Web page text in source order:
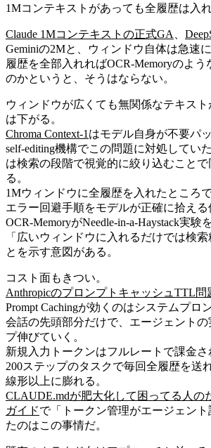
1Mコンテキストがあっても全履歴は入
Claude 1Mコンテキストの正式GA
Geminiの2Mと、ウィンドウ自体は急速
履歴を全部入れればOCR-Memoryのよ
のかというと、そうはならない。
ウィンドウが広くても無関係なテキス
は下がる。
Chroma Context-1 はモデル自身が不要パ
self-editing機構でこの問題に対処してい
は検索の段階で視覚的に絞り込むこと
る。
1Mウィンドウに全履歴を入れたところ
エラー回避手順をモデルが正確に拾える
OCR-MemoryがNeedle-in-a-Haystack実験
「広いウィンドウに入れるだけでは検
とを示す意図がある。
コスト面もきつい。
AnthropicのプロンプトキャッシュTTL問
Prompt Cachingが効くのはシステムプロ
会話の先頭部分だけで、エージェント
プ伸びていく。
新規入力トークンはフルレートで課金さ
200ステップのタスクで毎回全履歴を送
線形以上に膨れる。
CLAUDE.mdが肥大化して困ってる人の
ガイドで「トークン管理がエージェン
たのはこの事情だ。